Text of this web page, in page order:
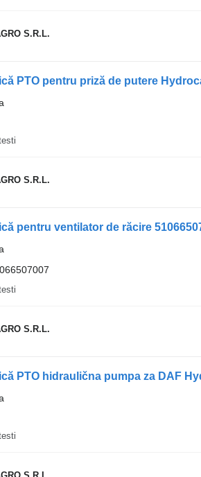
S.R.L.
PTO pentru priză de putere
S.R.L.
S.R.L.
PTO hidraulična pumpa za DAF